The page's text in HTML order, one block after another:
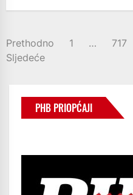
BROJEVI
STRANICA
Prethodno 1 … 717
Sljedeće
PHB PRIOPĆAJI